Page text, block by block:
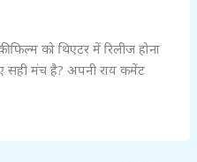
को थिएटर में रिलीज होना
सही मंच है? अपनी राय कमेंट